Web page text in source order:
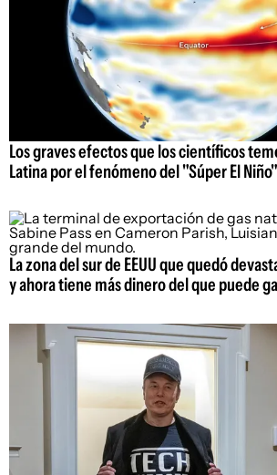
Los graves efectos que los científicos
Latina por el fenómeno del "Súper El Niño"
La zona del sur de EEUU que quedó
y ahora tiene más dinero del que puede